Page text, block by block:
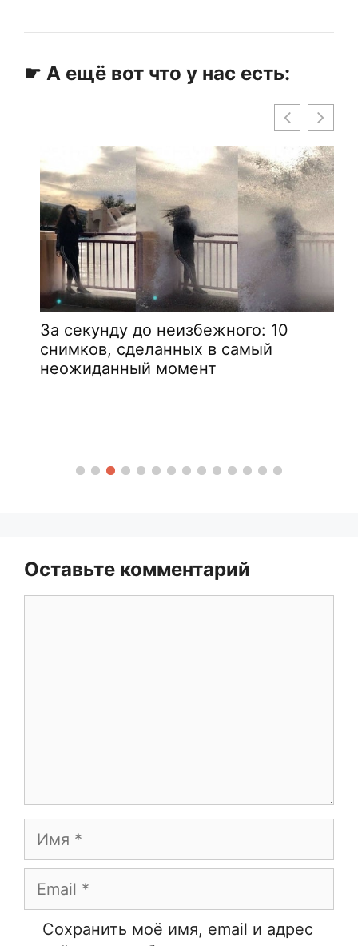
☛ А ещё вот что у нас есть:
За секунду до неизбежного: 10
снимков, сделанных в самый
неожиданный момент
Оставьте комментарий
Имя
Email
Сайт
Сохранить моё имя, email и адрес